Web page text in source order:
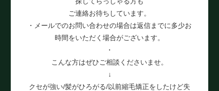
ご連絡お待ちしています。
・メールでのお問い合わせの場合は返信までに多少お
時間をいただく場合がございます。
・
こんな方はぜひご相談くださいませ。
↓
クセが強い/髪がひろがる/以前縮毛矯正をしたけど失